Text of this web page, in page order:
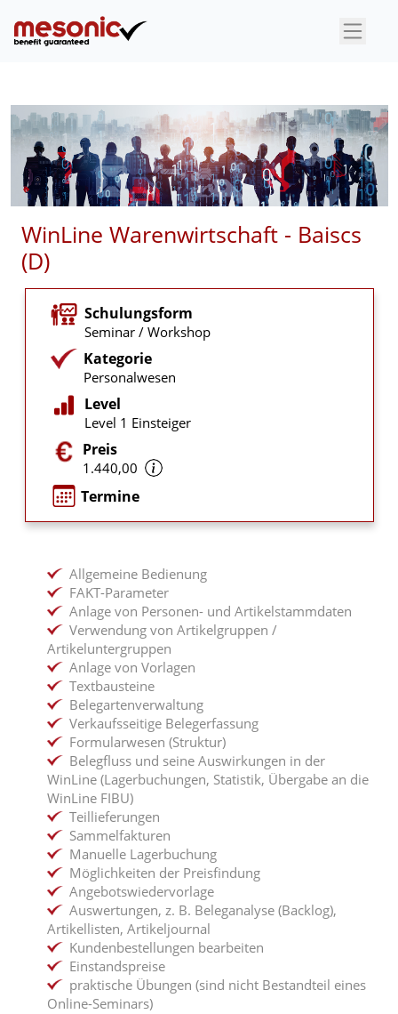
×
WinLine Warenwirtschaft - Baiscs
(D)
Schulungsform
Seminar / Workshop
Kategorie
Personalwesen
Level
Level 1 Einsteiger
Preis
1.440,00
Termine
Allgemeine Bedienung
FAKT-Parameter
Anlage von Personen- und Artikelstammdaten
Verwendung von Artikelgruppen /
Artikeluntergruppen
Anlage von Vorlagen
Textbausteine
Belegartenverwaltung
Verkaufsseitige Belegerfassung
Formularwesen (Struktur)
Belegfluss und seine Auswirkungen in der
WinLine (Lagerbuchungen, Statistik, Übergabe an die
WinLine FIBU)
Teillieferungen
Sammelfakturen
Manuelle Lagerbuchung
Möglichkeiten der Preisfindung
Angebotswiedervorlage
Auswertungen, z. B. Beleganalyse (Backlog),
Artikellisten, Artikeljournal
Kundenbestellungen bearbeiten
Einstandspreise
praktische Übungen (sind nicht Bestandteil eines
Online-Seminars)